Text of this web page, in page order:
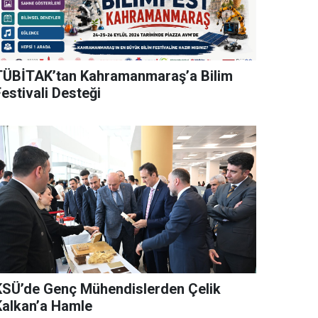
Kahramanmaraş’a Bilim
Desteği
Genç Mühendislerden Çelik
Hamle